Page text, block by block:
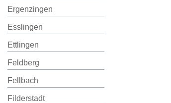
Ergenzingen
Esslingen
Ettlingen
Feldberg
Fellbach
Filderstadt